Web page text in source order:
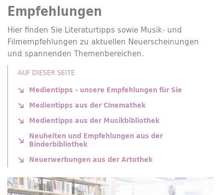
Empfehlungen
Hier finden Sie Literaturtipps sowie Musik- und
Filmempfehlungen zu aktuellen Neuerscheinungen
und spannenden Themenbereichen.
AUF DIESER SEITE
Medientipps – unsere Empfehlungen für Sie
Medientipps aus der Cinemathek
Medientipps aus der Musikbibliothek
Neuheiten und Empfehlungen aus der
Binderbibliothek
Neuerwerbungen aus der Artothek